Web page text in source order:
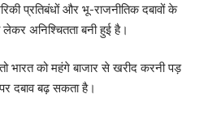
प्रतिबंधों और भू-राजनीतिक दबावों के
अनिश्चितता बनी हुई है।
भारत को महंगे बाजार से खरीद करनी पड़
दबाव बढ़ सकता है।